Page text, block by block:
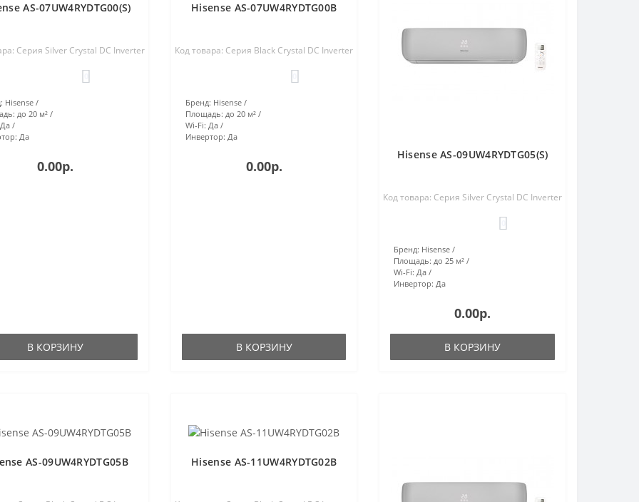
AS-07UW4RYDTG00(S)
Серия Silver Crystal DC Inverter
Hisense
до 20 м²
Да
Да
0.00р.
В КОРЗИНУ
Hisense AS-07UW4RYDTG00B
Код товара: Серия Black Crystal DC Inverter
Бренд: Hisense
Площадь: до 20 м²
Wi-Fi: Да
Инвертор: Да
0.00р.
В КОРЗИНУ
Hisense AS-09UW4RYDTG05(S)
Код товара: Серия Silver Crystal DC Inverter
Бренд: Hisense
Площадь: до 25 м²
Wi-Fi: Да
Инвертор: Да
0.00р.
В КОРЗИНУ
AS-09UW4RYDTG05B Hisense AS-11UW4RYDTG02B